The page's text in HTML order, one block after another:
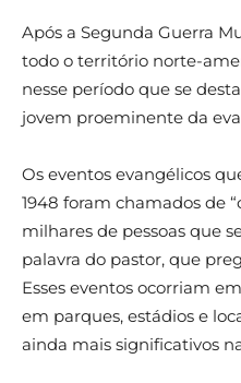
Após a Segunda Guerra
todo o território norte-
nesse período que se
jovem proeminente da
Os eventos evangélicos
1948 foram chamados de
milhares de pessoas que
palavra do pastor, que
Esses eventos ocorriam
em parques, estádios e
ainda mais significativos